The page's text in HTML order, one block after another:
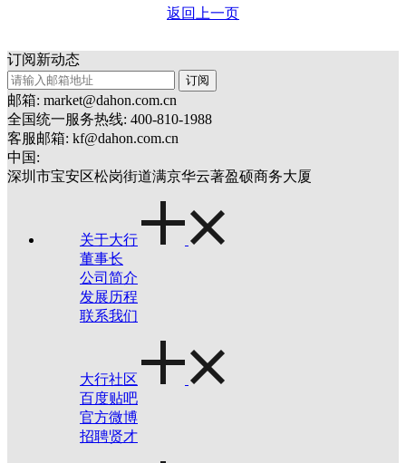
返回上一页
订阅新动态
订阅
邮箱: market@dahon.com.cn
全国统一服务热线: 400-810-1988
客服邮箱: kf@dahon.com.cn
中国:
深圳市宝安区松岗街道满京华云著盈硕商务大厦
关于大行
董事长
公司简介
发展历程
联系我们
大行社区
百度贴吧
官方微博
招聘贤才